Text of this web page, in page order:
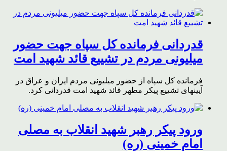
قدردانی فرمانده کل سپاه جهت حضور
میلیونی مردم در تشییع قائد شهید امت
فرمانده کل سپاه از حضور میلیونی مردم ایران و عراق در
آیینهای تشییع پیکر مطهر قائد شهید امت قدردانی کرد.
ورود پیکر رهبر شهید انقلاب به مصلی
امام خمینی (ره)